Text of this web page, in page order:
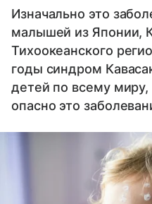
Изначально это
малышей из Японии,
Тихоокеанского
годы синдром
детей по всему
опасно это